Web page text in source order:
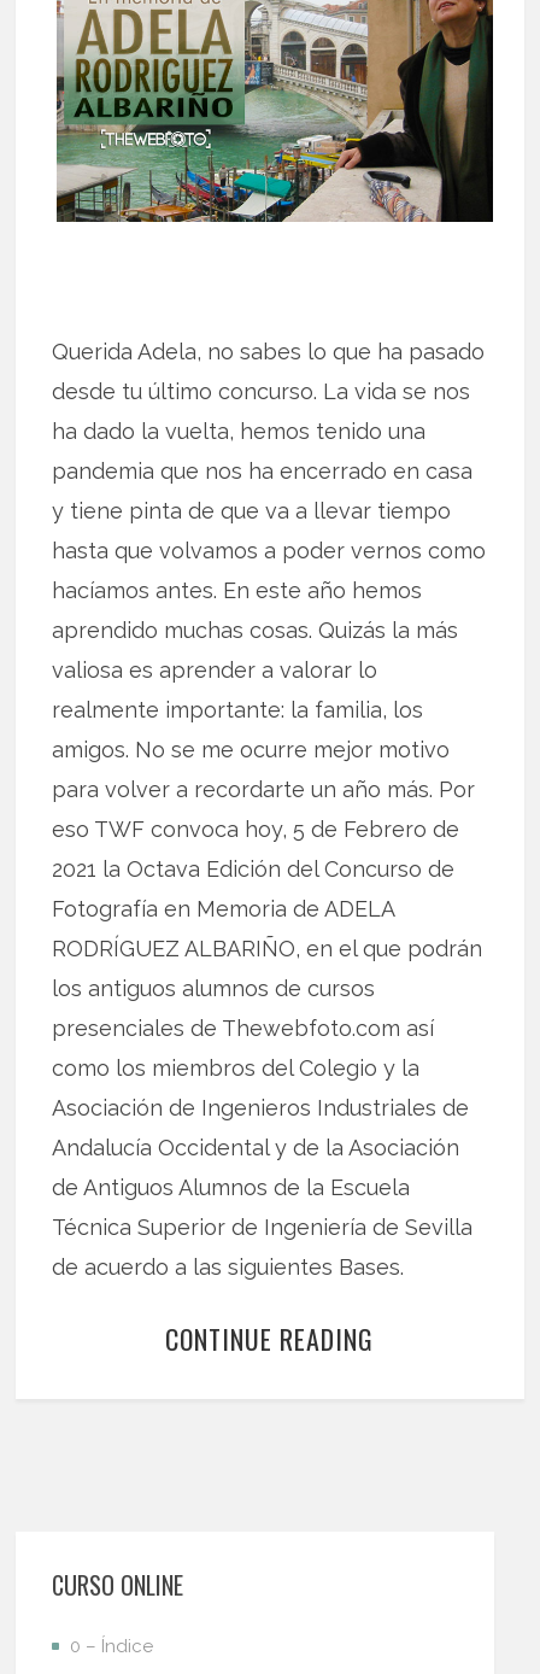
Querida Adela, no sabes lo que ha pasado
desde tu último concurso. La vida se nos
ha dado la vuelta, hemos tenido una
pandemia que nos ha encerrado en casa
y tiene pinta de que va a llevar tiempo
hasta que volvamos a poder vernos como
hacíamos antes. En este año hemos
aprendido muchas cosas. Quizás la más
valiosa es aprender a valorar lo
realmente importante: la familia, los
amigos. No se me ocurre mejor motivo
para volver a recordarte un año más. Por
eso TWF convoca hoy, 5 de Febrero de
2021 la Octava Edición del Concurso de
Fotografía en Memoria de ADELA
RODRÍGUEZ ALBARIÑO, en el que podrán
los antiguos alumnos de cursos
presenciales de Thewebfoto.com así
como los miembros del Colegio y la
Asociación de Ingenieros Industriales de
Andalucía Occidental y de la Asociación
de Antiguos Alumnos de la Escuela
Técnica Superior de Ingeniería de Sevilla
de acuerdo a las siguientes Bases.
CONTINUE READING
CURSO ONLINE
0 – Índice